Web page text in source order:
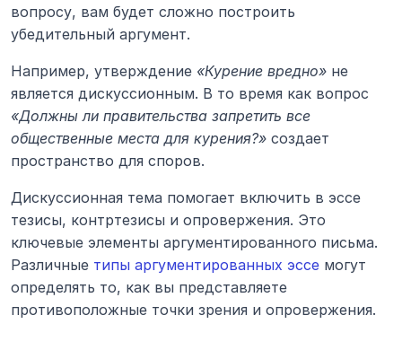
вопросу, вам будет сложно построить
убедительный аргумент.
Например, утверждение «Курение вредно» не
«Должны ли правительства запретить все
общественные места для курения?» создает
пространство для споров.
Дискуссионная тема помогает включить в эссе
тезисы, контртезисы и опровержения. Это
ключевые элементы аргументированного письма.
Различные типы аргументированных эссе могут
определять то, как вы представляете
противоположные точки зрения и опровержения.